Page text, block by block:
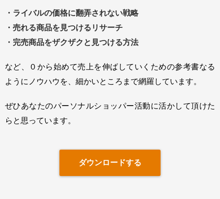
・ライバルの価格に翻弄されない戦略
・売れる商品を見つけるリサーチ
・完売商品をザクザクと見つける方法
など、０から始めて売上を伸ばしていくための参考書なる
ように ノウハウを、細かいところまで網羅しています。
ぜひあなたのパーソナルショッパー活動に活かして頂けた
らと思っています。
ダウンロードする